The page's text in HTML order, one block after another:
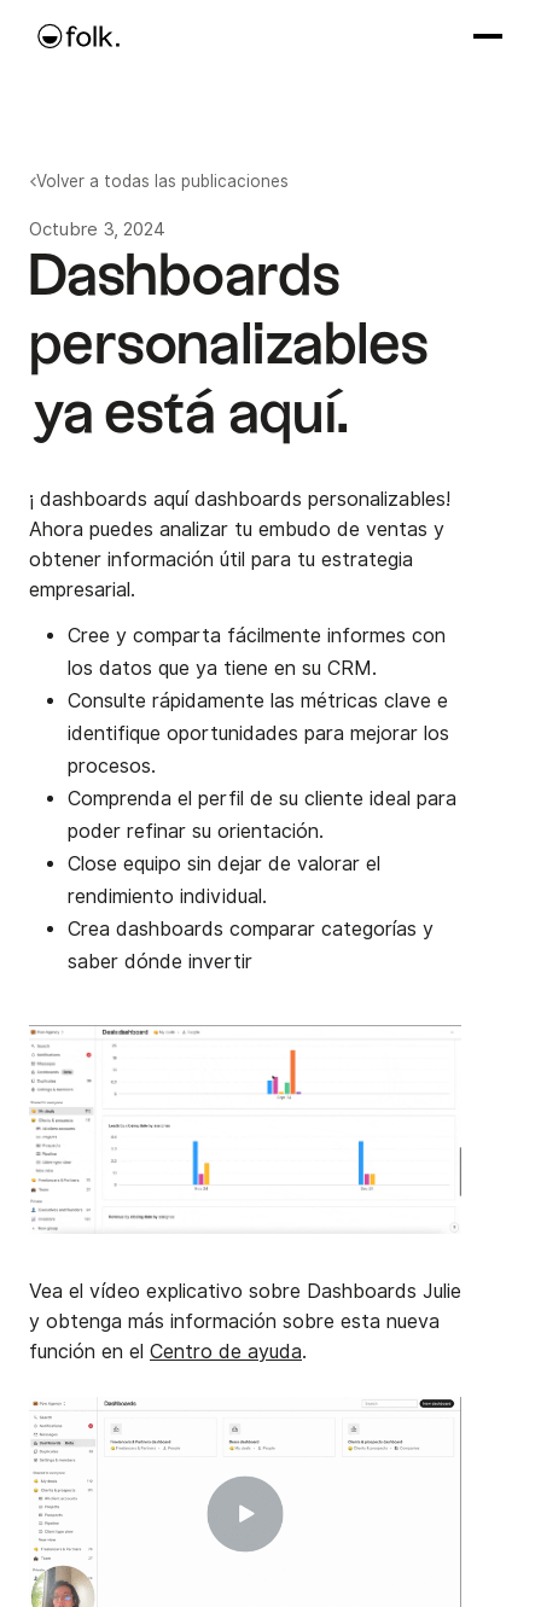
Volver a todas las publicaciones
Octubre 3, 2024
Dashboards
personalizables
ya está aquí.
¡ dashboards aquí dashboards personalizables!
Ahora puedes analizar tu embudo de ventas y
obtener información útil para tu estrategia
empresarial.
Cree y comparta fácilmente informes con
los datos que ya tiene en su CRM.
Consulte rápidamente las métricas clave e
identifique oportunidades para mejorar los
procesos.
Comprenda el perfil de su cliente ideal para
poder refinar su orientación.
Close equipo sin dejar de valorar el
rendimiento individual.
Crea dashboards comparar categorías y
saber dónde invertir
Vea el vídeo explicativo sobre Dashboards Julie
y obtenga más información sobre esta nueva
función en el Centro de ayuda.